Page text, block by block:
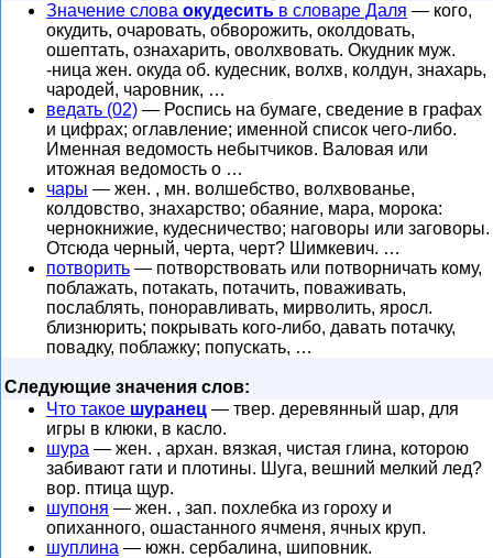
Значение слова окудесить в словаре Даля — кого,
окудить, очаровать, обворожить, околдовать,
ошептать, ознахарить, оволхвовать. Окудник муж.
-ница жен. окуда об. кудесник, волхв, колдун, знахарь,
чародей, чаровник, …
ведать (02) — Роспись на бумаге, сведение в графах
и цифрах; оглавление; именной список чего-либо.
Именная ведомость небытчиков. Валовая или
итожная ведомость о …
чары — жен. , мн. волшебство, волхвованье,
колдовство, знахарство; обаяние, мара, морока:
чернокнижие, кудесничество; наговоры или заговоры.
Отсюда черный, черта, черт? Шимкевич. …
потворить — потворствовать или потворничать кому,
поблажать, потакать, потачить, поваживать,
послаблять, поноравливать, мирволить, яросл.
близнюрить; покрывать кого-либо, давать потачку,
повадку, поблажку; попускать, …
Следующие значения слов:
Что такое шуранец — твер. деревянный шар, для
игры в клюки, в касло.
шура — жен. , архан. вязкая, чистая глина, которою
забивают гати и плотины. Шуга, вешний мелкий лед?
вор. птица щур.
шупоня — жен. , зап. похлебка из гороху и
опиханного, ошастанного ячменя, ячных круп.
шуплина — южн. сербалина, шиповник.